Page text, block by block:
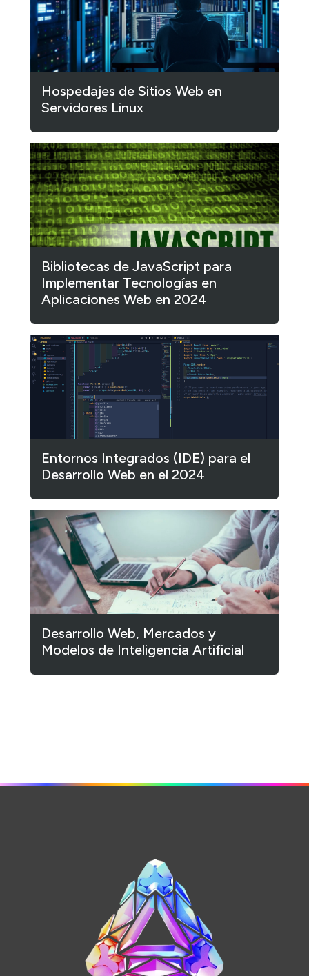
Hospedajes de Sitios Web en
Servidores Linux
Bibliotecas de JavaScript para
Implementar Tecnologías en
Aplicaciones Web en 2024
Entornos Integrados (IDE) para el
Desarrollo Web en el 2024
Desarrollo Web, Mercados y
Modelos de Inteligencia Artificial